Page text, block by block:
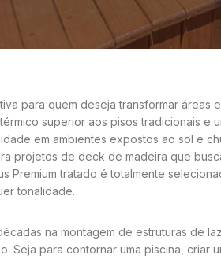
para quem deseja transformar
superior aos pisos tradicionais
em ambientes expostos ao sol e
projetos de deck de madeira que
Premium tratado é totalmente
tonalidade.
na montagem de estruturas de
Seja para contornar uma piscina,